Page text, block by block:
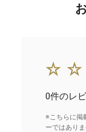
0件のレ
※こちらに掲
ーではありま